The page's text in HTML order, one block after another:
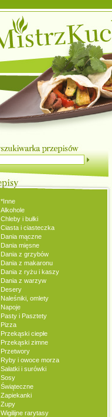
*Inne
Alkohole
Chleby i bułki
Ciasta i ciasteczka
Dania mączne
Dania mięsne
Dania z grzybów
Dania z makaronu
Dania z ryżu i kaszy
Dania z warzyw
Desery
Naleśniki, omlety
Napoje
Pasty i Pasztety
Pizza
Przekąski ciepłe
Przekąski zimne
Przetwory
Ryby i owoce morza
Sałatki i surówki
Sosy
Świąteczne
Zapiekanki
Zupy
Wigilijne rarytasy